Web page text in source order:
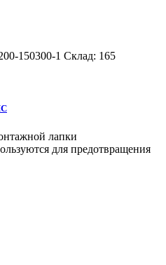
150300-1 Склад: 165
лапки
для предотвращения